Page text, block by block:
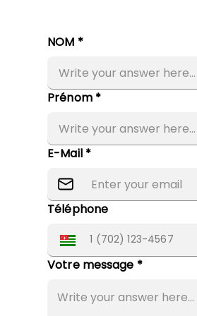
NOM *
Prénom *
E-Mail *
Téléphone
Votre message *